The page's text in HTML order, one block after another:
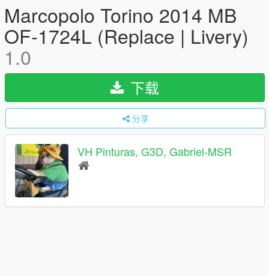
Marcopolo Torino 2014 MB
OF-1724L (Replace | Livery)
1.0
下载
分享
VH Pinturas, G3D, Gabriel-MSR